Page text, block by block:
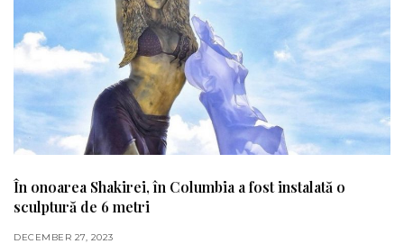
În onoarea Shakirei, în Columbia a fost instalată o
sculptură de 6 metri
DECEMBER 27, 2023